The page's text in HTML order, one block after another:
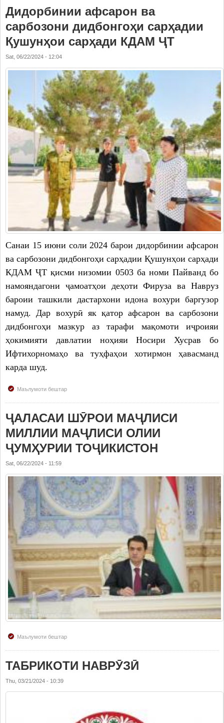
Дидорбинии афсарон ва
сарбозони дидбонгоҳи сарҳадии
Қушунҳои сарҳади КДАМ ҶТ
Sat, 06/22/2024 - 12:04
Санаи 15 июни соли 2024 барои дидорбинии афсарон
ва сарбозони дидбонгоҳи сарҳадии Қушунҳои сарҳади
КДАМ ҶТ қисми низомии 0503 ба номи Пайванд бо
намояндагони ҷамоатҳои деҳоти Фируза ва Навруз
бароии ташкили дастархони идона вохури баргузор
намуд. Дар вохурӣ як қатор афсарон ва сарбозони
дидбонгоҳи мазкур аз тарафи мақомоти иҷроияи
ҳокимияти давлатии ноҳияи Носири Хусрав бо
Ифтихорномаҳо ва туҳфаҳои хотирмон ҳавасманд
карда шуд.
Маълумоти бештар
ҶАЛАСАИ ШӮРОИ МАҶЛИСИ
МИЛЛИИ МАҶЛИСИ ОЛИИ
ҶУМҲУРИИ ТОҶИКИСТОН
Sat, 06/22/2024 - 11:59
Маълумоти бештар
ТАБРИКОТИ НАВРӮЗӢ
Thu, 03/21/2024 - 10:39